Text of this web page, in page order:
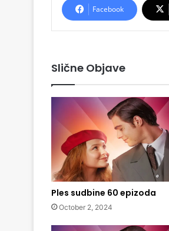
Facebook
Slične Objave
Ples sudbine 60 epizoda
October 2, 2024